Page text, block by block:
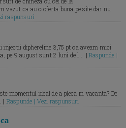
vazut ca au o oferta buna pe site dar nu
raspunsuri
diphereline 3,75 pt ca aveam mici
pe 9 august sunt 2 luni de l... |Raspunde |
momentul ideal de a pleca in vacanta? De
| Raspunde | Vezi raspunsuri